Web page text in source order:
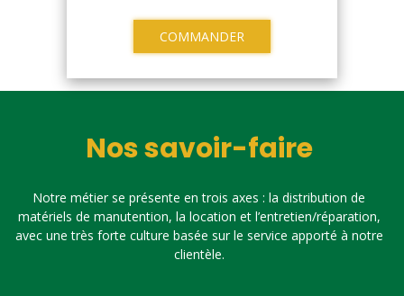
COMMANDER
Nos savoir-faire
Notre métier se présente en trois axes : la distribution de
matériels de manutention, la location et l’entretien/réparation,
avec une très forte culture basée sur le service apporté à notre
clientèle.